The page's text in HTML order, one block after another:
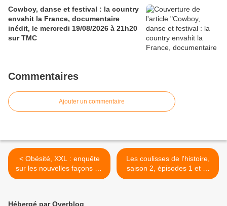
Cowboy, danse et festival : la country
envahit la France, documentaire
inédit, le mercredi 19/08/2026 à 21h20
sur TMC
Commentaires
Ajouter un commentaire
< Obésité, XXL : enquête
sur les nouvelles façons de
maigrir, ce soir à 21h15 sur
Les coulisses de l'histoire,
saison 2, épisodes 1 et 2,
ce soir à 20h50 sur Arte >
Hébergé par Overblog